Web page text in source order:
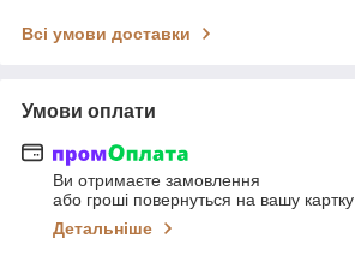
Всі умови доставки
Умови оплати
Ви отримаєте замовлення
або гроші повернуться на вашу картку
Детальніше